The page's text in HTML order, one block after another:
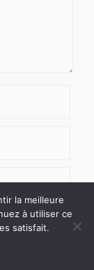
et mon
prochain
la meilleure
à utiliser ce
satisfait.